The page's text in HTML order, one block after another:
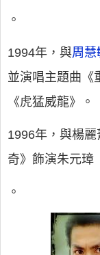
。
1994年，與周慧
並演唱主題曲《
《虎猛威龍》。
1996年，與楊
奇》飾演朱元璋
。